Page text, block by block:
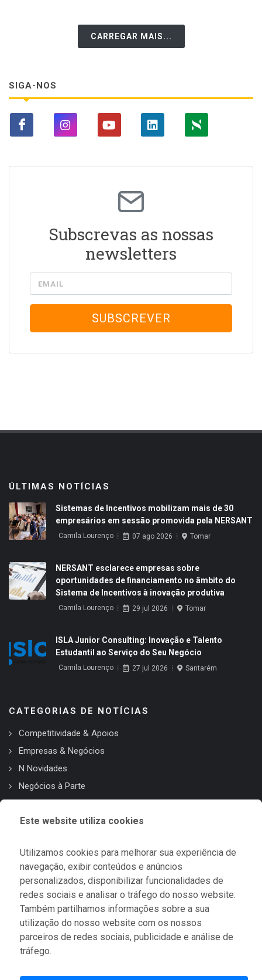
CARREGAR MAIS...
SIGA-NOS
Subscrevas as nossas
newsletters
EMAIL
SUBSCREVER
ÚLTIMAS NOTÍCIAS
Sistemas de Incentivos mobilizam mais de 30
empresários em sessão promovida pela NERSANT
Camila Lourenço 07 ago 2026 Tomar
NERSANT esclarece empresas sobre
oportunidades de financiamento no âmbito do
Sistema de Incentivos à inovação produtiva
Camila Lourenço 29 jul 2026 Tomar
ISLA Junior Consulting: Inovação e Talento
Estudantil ao Serviço do Seu Negócio
Camila Lourenço 27 jul 2026 Santarém
CATEGORIAS DE NOTÍCIAS
Competitividade & Apoios
Empresas & Negócios
N Novidades
Negócios à Parte
OUTRAS INFORMAÇÕES
Revista Ribatejo Invest
Sobre Nós
Contactos
Política de Privacidade
Este website utiliza cookies
Utilizamos cookies para melhorar sua experiência de
navegação, exibir conteúdos e anúncios
personalizados, disponibilizar funcionalidades de
redes sociais e analisar o tráfego do nosso website.
Também partilhamos informações sobre a sua
utilização do nosso website com os nossos
parceiros de redes sociais, publicidade e análise de
tráfego.